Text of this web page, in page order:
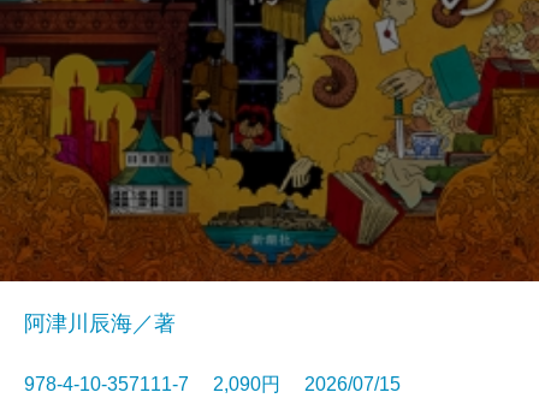
阿津川辰海／著
978-4-10-357111-7 2,090円 2026/07/15